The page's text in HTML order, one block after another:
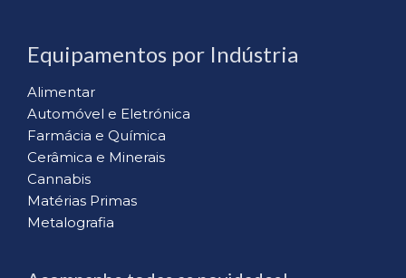
Equipamentos por Indústria
Alimentar
Automóvel e Eletrónica
Farmácia e Química
Cerâmica e Minerais
Cannabis
Matérias Primas
Metalografia